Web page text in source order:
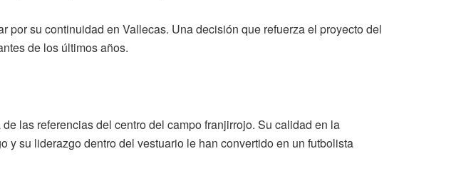
por su continuidad en Vallecas. Una decisión que refuerza el proyecto del
de los últimos años.
las referencias del centro del campo franjirrojo. Su calidad en la
su liderazgo dentro del vestuario le han convertido en un futbolista